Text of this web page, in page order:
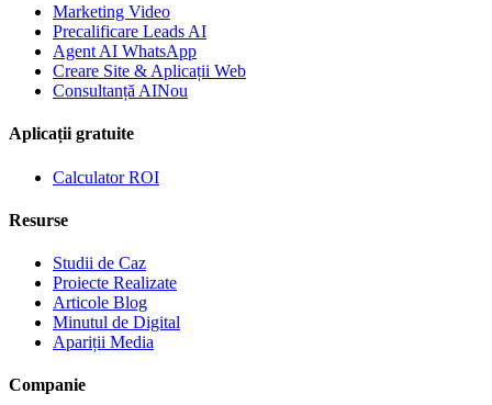
Marketing Video
Precalificare Leads AI
Agent AI WhatsApp
Creare Site & Aplicații Web
Consultanță AINou
Aplicații gratuite
Calculator ROI
Resurse
Studii de Caz
Proiecte Realizate
Articole Blog
Minutul de Digital
Apariții Media
Companie